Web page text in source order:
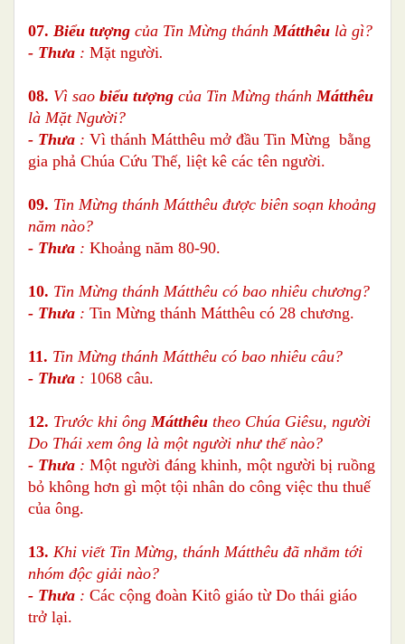
07. Biểu tượng của Tin Mừng thánh Mátthêu là gì?
- Thưa : Mặt người.
08. Vì sao biểu tượng của Tin Mừng thánh Mátthêu
là Mặt Người?
- Thưa : Vì thánh Mátthêu mở đầu Tin Mừng bằng
gia phả Chúa Cứu Thế, liệt kê các tên người.
09. Tin Mừng thánh Mátthêu được biên soạn khoảng
năm nào?
- Thưa : Khoảng năm 80-90.
10. Tin Mừng thánh Mátthêu có bao nhiêu chương?
- Thưa : Tin Mừng thánh Mátthêu có 28 chương.
11. Tin Mừng thánh Mátthêu có bao nhiêu câu?
- Thưa : 1068 câu.
12. Trước khi ông Mátthêu theo Chúa Giêsu, người
Do Thái xem ông là một người như thế nào?
- Thưa : Một người đáng khinh, một người bị ruồng
bỏ không hơn gì một tội nhân do công việc thu thuế
của ông.
13. Khi viết Tin Mừng, thánh Mátthêu đã nhắm tới
nhóm độc giải nào?
- Thưa : Các cộng đoàn Kitô giáo từ Do thái giáo
trở lại.